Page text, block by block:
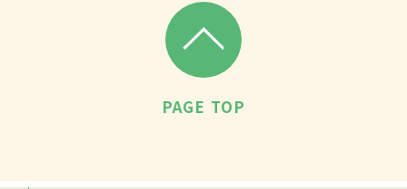
PAGE TOP